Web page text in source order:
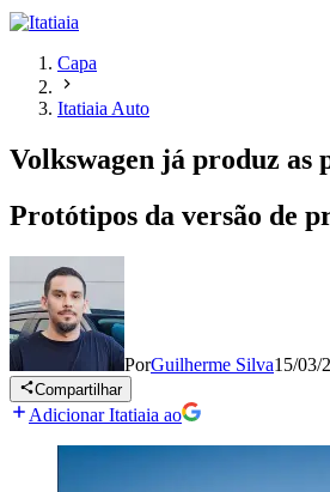
Capa
Itatiaia Auto
Volkswagen já produz
Protótipos da versão de
PorGuilherme Silva15/03/
Compartilhar
Adicionar Itatiaia ao